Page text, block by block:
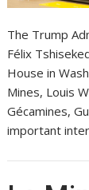
The Trump
Félix
House in
Mines, Louis
Gécamines,
important